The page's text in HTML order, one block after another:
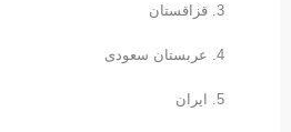
قزاقستان
عربستان سعودی
ایران